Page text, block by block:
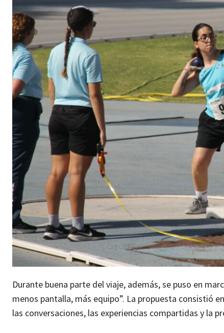
Durante buena parte del viaje, además, se puso en
menos pantalla, más equipo”. La propuesta consistió
las conversaciones, las experiencias compartidas y la